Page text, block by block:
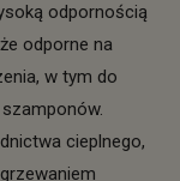
odpornością
odporne na
w tym do
cieplnego,